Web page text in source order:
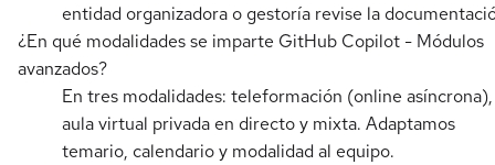
entidad organizadora o gestoría revise la
¿En qué modalidades se imparte GitHub Copilot - Módulos
avanzados?
En tres modalidades: teleformación (online asíncrona),
aula virtual privada en directo y mixta. Adaptamos
temario, calendario y modalidad al equipo.